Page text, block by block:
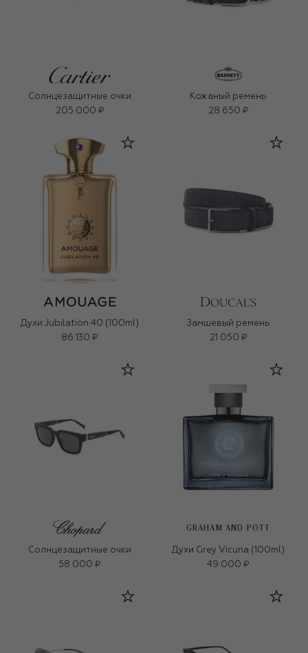
Солнцезащитные очки
205 000 ₽
Кожаный ремень
28 650 ₽
Духи Jubilation 40 (100ml)
86 130 ₽
Замшевый ремень
21 050 ₽
Солнцезащитные очки
58 000 ₽
GRAHAM AND POTT
Духи Grey Vicuna (100ml)
49 000 ₽